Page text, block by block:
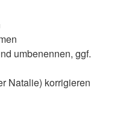
umbenennen, ggf.
Natalie) korrigieren